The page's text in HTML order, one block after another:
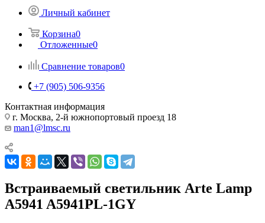
Личный кабинет
Корзина0
Отложенные0
Сравнение товаров0
+7 (905) 506-9356
Контактная информация
г. Москва, 2-й южнопортовый проезд 18
man1@lmsc.ru
Встраиваемый светильник Arte Lamp
A5941 A5941PL-1GY